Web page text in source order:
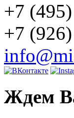
+7
+7
Ждем